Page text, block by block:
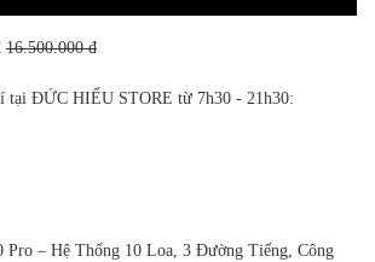
16.500.000 đ
tại ĐỨC HIẾU STORE từ 7h30 - 21h30:
Pro – Hệ Thống 10 Loa, 3 Đường Tiếng, Công